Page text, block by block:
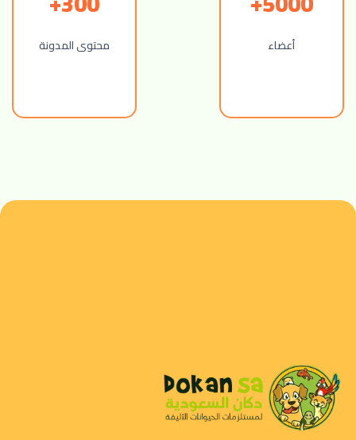
أعضاء محتوى المدونة